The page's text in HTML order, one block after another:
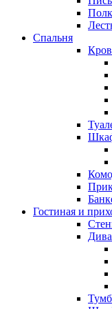
Спальня
Гостиная и